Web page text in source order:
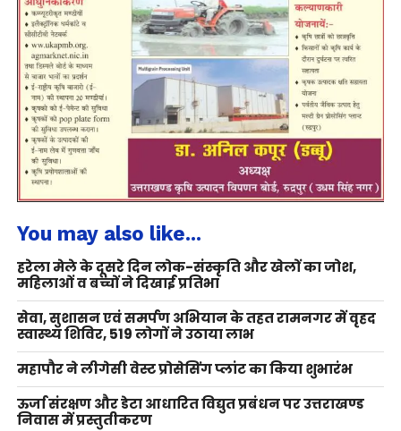
You may also like...
हरेला मेले के दूसरे दिन लोक-संस्कृति और खेलों का जोश,
महिलाओं व बच्चों ने दिखाई प्रतिभा
सेवा, सुशासन एवं समर्पण अभियान के तहत रामनगर में वृहद
स्वास्थ्य शिविर, 519 लोगों ने उठाया लाभ
महापौर ने लीगेसी वेस्ट प्रोसेसिंग प्लांट का किया शुभारंभ
ऊर्जा संरक्षण और डेटा आधारित विद्युत प्रबंधन पर उत्तराखण्ड
निवास में प्रस्तुतीकरण